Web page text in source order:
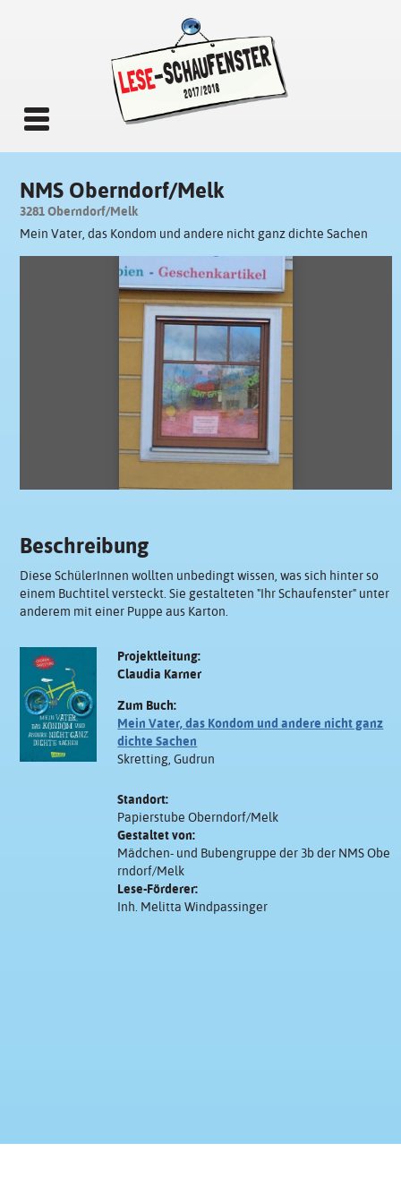
NMS Oberndorf/Melk
3281 Oberndorf/Melk
Mein Vater, das Kondom und andere nicht ganz dichte Sachen
Beschreibung
Diese SchülerInnen wollten unbedingt wissen, was sich hinter so
einem Buchtitel versteckt. Sie gestalteten "Ihr Schaufenster" unter
anderem mit einer Puppe aus Karton.
Projektleitung:
Claudia Karner
Zum Buch:
Mein Vater, das Kondom und andere nicht ganz
dichte Sachen
Skretting, Gudrun
Standort:
Papierstube Oberndorf/Melk
Gestaltet von:
Mädchen- und Bubengruppe der 3b der NMS Obe
rndorf/Melk
Lese-Förderer:
Inh. Melitta Windpassinger